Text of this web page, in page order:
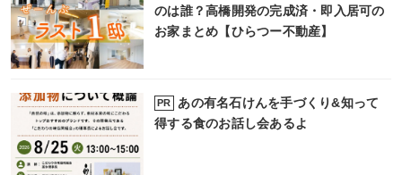
のは誰？高橋開発の完成済・即入居可の
お家まとめ【ひらつー不動産】
PR
あの有名石けんを手づくり&知って
得する食のお話し会あるよ